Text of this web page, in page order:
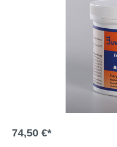
74,50 €*